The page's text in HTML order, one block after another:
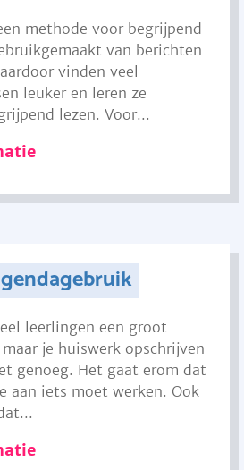
methode voor begrijpend
van berichten
vinden veel
leuker en leren ze
lezen. Voor...
leerlingen een groot
je huiswerk opschrijven
genoeg. Het gaat erom dat
aan iets moet werken. Ook